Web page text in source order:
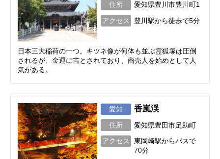
住所 愛知県豊川市豊川町1
アクセス 豊川駅から徒歩で5分
日本三大稲荷の一つ。キツネ像が何体も並ぶ霊狐塚は圧倒
されるが、金運に吉とされており、商売人を始めとして人
気がある。
愛知 香嵐渓
住所 愛知県豊田市足助町
アクセス
東岡崎駅からバスで
70分